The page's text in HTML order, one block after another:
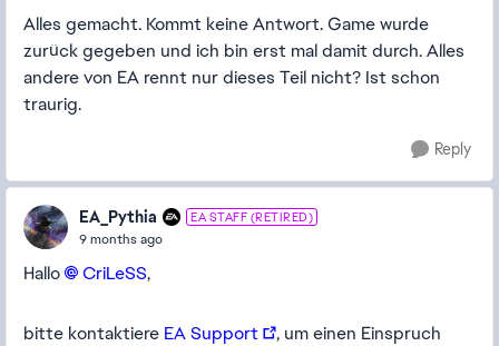
Alles gemacht. Kommt keine Antwort. Game wurde
zurück gegeben und ich bin erst mal damit durch. Alles
andere von EA rennt nur dieses Teil nicht? Ist schon
traurig.
Reply
EA_Pythia EA STAFF (RETIRED)
9 months ago
Hallo CriLeSS​,
bitte kontaktiere EA Support
, um einen Einspruch